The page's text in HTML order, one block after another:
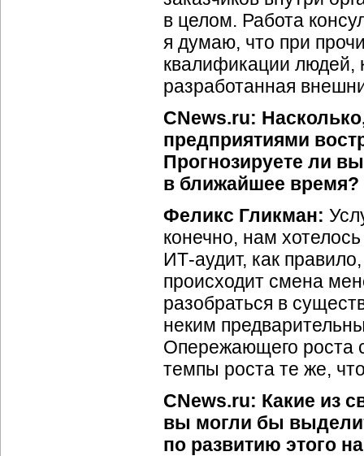
в целом. Работа
я думаю, что при
квалификации людей,
разработанная
CNews.ru:
предприятиями
Прогнозируете ли
в ближайшее время?
Феликс Гликман:
конечно, нам
ИТ-аудит, как
происходит смена
разобраться в
неким
Опережающего роста
темпы роста те же,
CNews.ru: Какие из
вы могли бы
по развитию этого